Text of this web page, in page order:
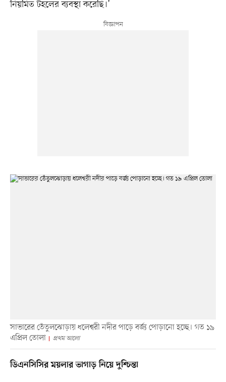
নিয়মিত টহলের ব্যবস্থা করেছি।’
সাভারের তেঁতুলঝোড়ায় ধলেশ্বরী নদীর পাড়ে বর্জ্য পোড়ানো হচ্ছে। গত ১৯
এপ্রিল তোলা
প্রথম আলো
ডিএনসিসির ময়লার ভাগাড় নিয়ে দুশ্চিন্তা